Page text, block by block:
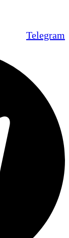
Telegram